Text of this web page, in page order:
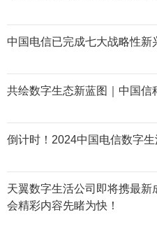
中国电信已完成七大战略性
共绘数字生态新蓝图｜中国
倒计时！2024中国电信数字
天翼数字生活公司即将携最
会精彩内容先睹为快！